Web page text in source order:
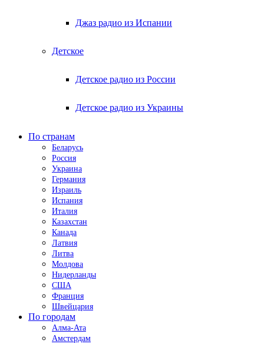
Джаз радио из Испании
Детское
Детское радио из России
Детское радио из Украины
По странам
Беларусь
Россия
Украина
Германия
Израиль
Испания
Италия
Казахстан
Канада
Латвия
Литва
Молдова
Нидерланды
США
Франция
Швейцария
По городам
Алма-Ата
Амстердам